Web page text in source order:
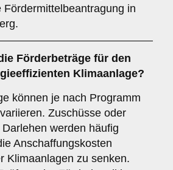
Fördermittelbeantragung in
Förderbeträge für den
Klimaanlage?
können je nach Programm
Zuschüsse oder
werden häufig
Anschaffungskosten
Klimaanlagen zu senken.